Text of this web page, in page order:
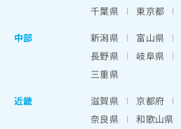
千葉県
東京都
中部
新潟県 富山県
長野県
岐阜県
三重県
近畿
滋賀県 京都府
奈良県
和歌山県